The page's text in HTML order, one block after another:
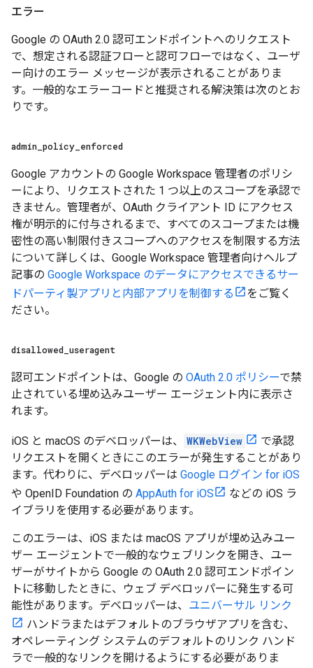
エラー
Google の OAuth 2.0 認可エンドポイントへのリクエスト
で、想定される認証フローと認可フローではなく、ユーザ
ー向けのエラー メッセージが表示されることがありま
す。一般的なエラーコードと推奨される解決策は次のとお
りです。
admin policy enforced
Google アカウントの Google Workspace 管理者のポリシ
ーにより、リクエストされた 1 つ以上のスコープを承認で
きません。管理者が、OAuth クライアント ID にアクセス
権が明示的に付与されるまで、すべてのスコープまたは機
密性の高い制限付きスコープへのアクセスを制限する方法
について詳しくは、Google Workspace 管理者向けヘルプ
記事の Google Workspace のデータにアクセスできるサー
ドパーティ製アプリと内部アプリを制御する
をご覧く
ださい。
disallowed useragent
認可エンドポイントは、Google の OAuth 2.0 ポリシーで禁
止されている埋め込みユーザー エージェント内に表示さ
れます。
iOS と macOS のデベロッパーは、 WKWebView
で承認
リクエストを開くときにこのエラーが発生することがあり
ます。代わりに、デベロッパーは Google ログイン for iOS
や OpenID Foundation の AppAuth for iOS
などの iOS ラ
イブラリを使用する必要があります。
このエラーは、iOS または macOS アプリが埋め込みユー
ザー エージェントで一般的なウェブリンクを開き、ユー
ザーがサイトから Google の OAuth 2.0 認可エンドポイン
トに移動したときに、ウェブ デベロッパーに発生する可
能性があります。デベロッパーは、 ユニバーサル リンク
ハンドラまたはデフォルトのブラウザアプリを含む、
オペレーティング システムのデフォルトのリンク ハンド
ラで一般的なリンクを開けるようにする必要がありま